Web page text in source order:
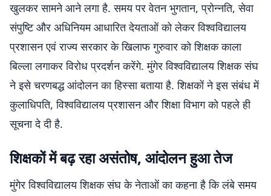
खुलकर सामने आने लगा है. समय पर वेतन भुगतान, प्रोन्नति, सेवा
संपुष्टि और अधिनियम आधारित देयताओं को लेकर विश्वविद्यालय
प्रशासन एवं राज्य सरकार के खिलाफ गुरुवार को शिक्षक काला
बिल्ला लगाकर विरोध प्रदर्शन करेंगे. मुंगेर विश्वविद्यालय शिक्षक संघ
ने इसे चरणबद्ध आंदोलन का हिस्सा बताया है. शिक्षकों ने इस संबंध में
कुलाधिपति, विश्वविद्यालय प्रशासन और शिक्षा विभाग को पहले ही
सूचना दे दी है.
शिक्षकों में बढ़ रहा असंतोष, आंदोलन हुआ तेज
मुंगेर विश्वविद्यालय शिक्षक संघ के नेताओं का कहना है कि लंबे समय